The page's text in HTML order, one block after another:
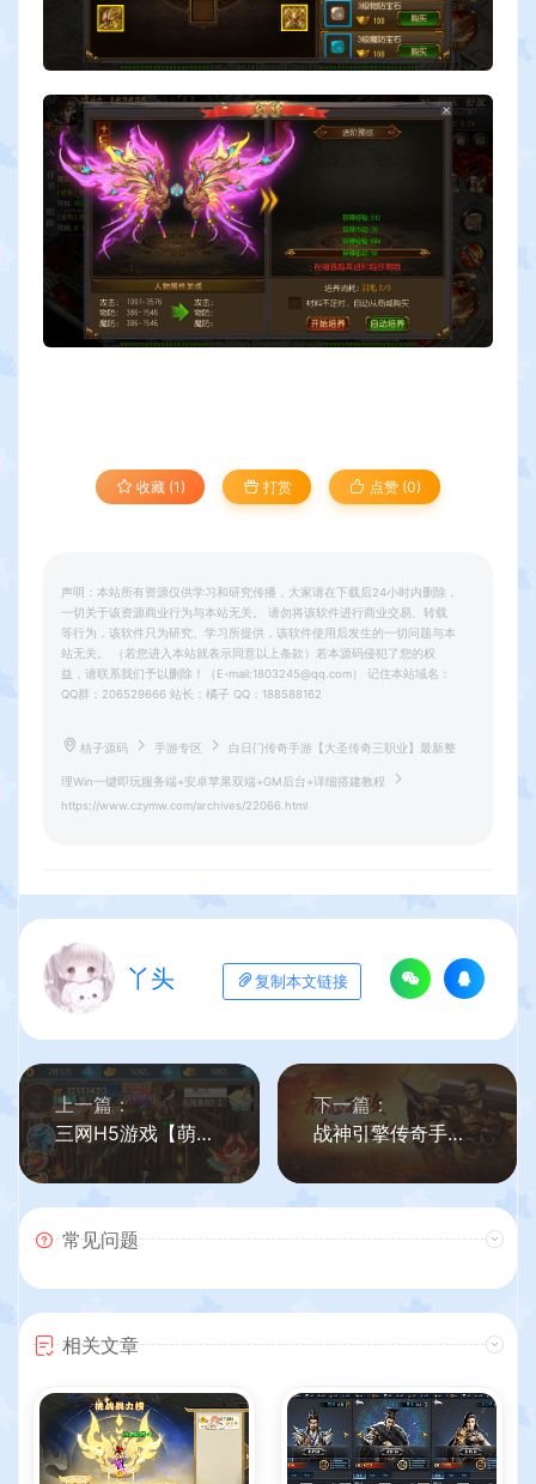
收藏 (1) 打赏 点赞 (0)
声明：本站所有资源仅供学习和研究传播，大家请在下载后24小时内删除，
一切关于该资源商业行为与本站无关。 请勿将该软件进行商业交易、转载
等行为，该软件只为研究、学习所提供，该软件使用后发生的一切问题与本
站无关。 （若您进入本站就表示同意以上条款）若本源码侵犯了您的权
益，请联系我们予以删除！（E-mail:1803245@qq.com） 记住本站域名：
QQ群：206529666 站长：橘子 QQ：188588162
桔子源码 手游专区 白日门传奇手游【大圣传奇三职业】最新整
理Win一键即玩服务端+安卓苹果双端+GM后台+详细搭建教程
https://www.czymw.com/archives/22066.html
丫头 复制本文链接
上一篇：
三网H5游戏【萌斗魏蜀吴H5】最新整理单机一键即玩镜像服务端+Linux手工服务端+GM后台+详细搭建教程
下一篇：
战神引擎传奇手游【1.80星王复古名扬飞扬合击版[白猪3]】最新整理Win系服务端+安卓苹果双端+GM授权后台+详细搭建教程+视频教程
常见问题
相关文章